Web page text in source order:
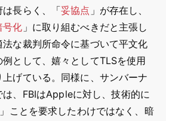
は長らく、「妥協点 」が存在し、
号化 」に取り組むべきだと主張し
な裁判所命令に基づいて平文化
として、嬉々としてTLSを使用
げている。同様に、サンバーナ
、FBIはAppleに対し、技術的に
ことを要求したわけではなく、暗